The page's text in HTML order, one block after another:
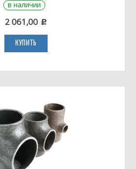
в наличии
2 061,00 c
КУПИТЬ